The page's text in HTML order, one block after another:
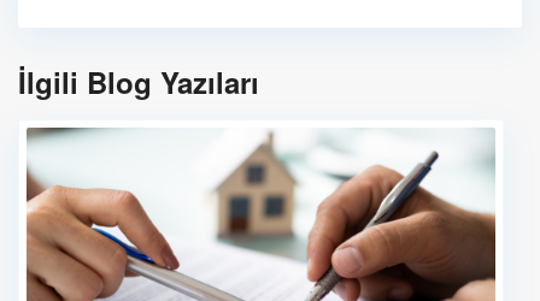
İlgili Blog Yazıları